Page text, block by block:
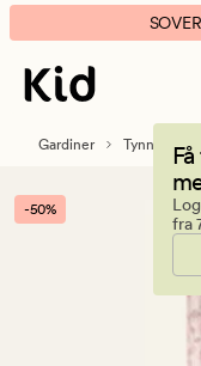
Tove
gardin
multi
rosa
banner.
Klikk
ESCAPE
pause.
fra
Gardiner Tynne
-50%